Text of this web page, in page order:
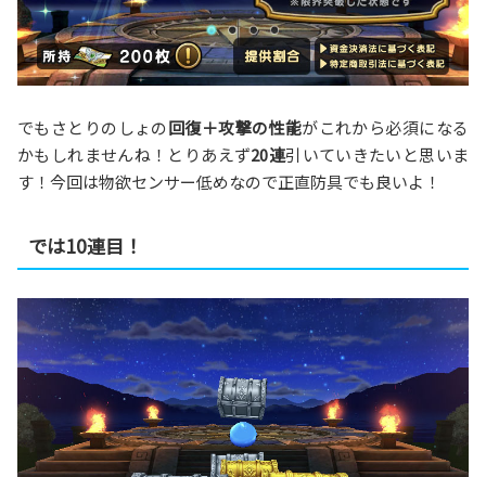
でもさとりのしょの回復＋攻撃の性能がこれから必須になる
かもしれませんね！とりあえず20連引いていきたいと思いま
す！今回は物欲センサー低めなので正直防具でも良いよ！
では10連目！